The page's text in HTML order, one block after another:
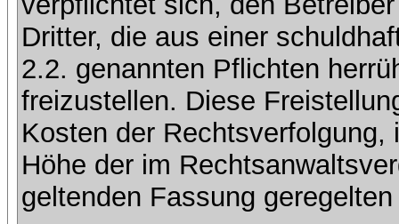
Dritter, die aus einer
2.2. genannten Pflichten
freizustellen. Diese
Kosten der
Höhe der im
geltenden Fassung